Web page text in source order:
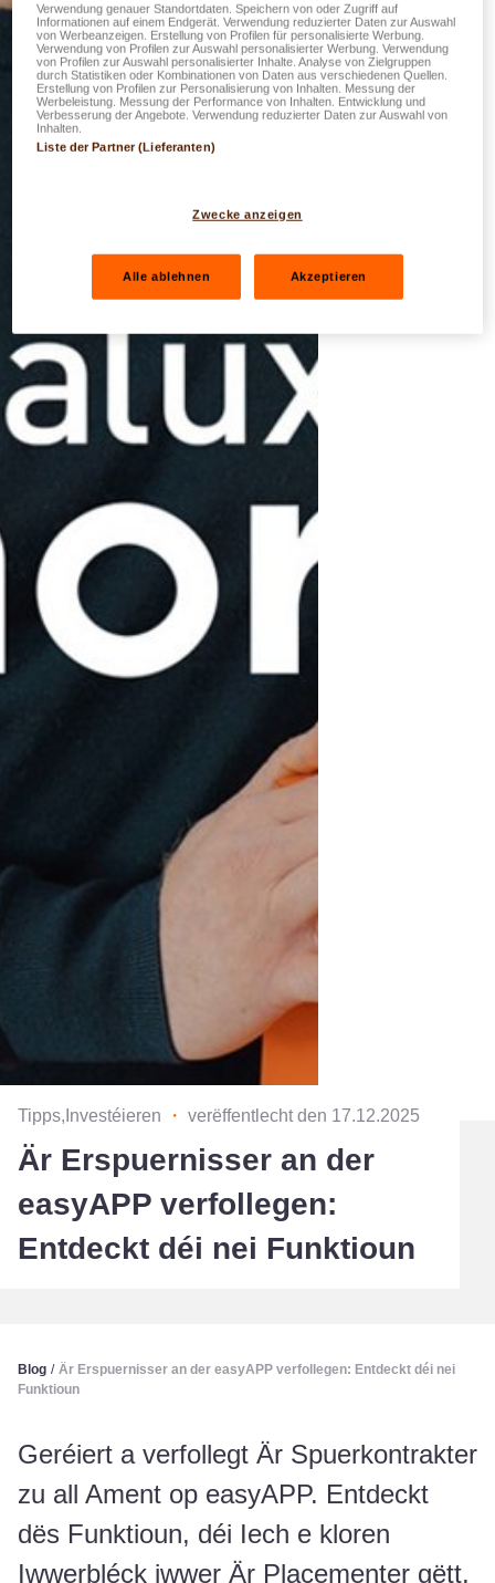
Tipps,Investéieren ・ verëffentlecht den 17.12.2025
Är Erspuernisser an der
easyAPP verfollegen:
Entdeckt déi nei Funktioun
Blog / Är Erspuernisser an der easyAPP verfollegen: Entdeckt déi nei
Funktioun
Geréiert a verfollegt Är Spuerkontrakter
zu all Ament op easyAPP. Entdeckt
dës Funktioun, déi Iech e kloren
Iwwerbléck iwwer Är Placementer gëtt,
Verwendung genauer Standortdaten. Speichern von oder Zugriff auf
Informationen auf einem Endgerät. Verwendung reduzierter Daten zur Auswahl
von Werbeanzeigen. Erstellung von Profilen für personalisierte Werbung.
Verwendung von Profilen zur Auswahl personalisierter Werbung. Verwendung
von Profilen zur Auswahl personalisierter Inhalte. Analyse von Zielgruppen
durch Statistiken oder Kombinationen von Daten aus verschiedenen Quellen.
Erstellung von Profilen zur Personalisierung von Inhalten. Messung der
Werbeleistung. Messung der Performance von Inhalten. Entwicklung und
Verbesserung der Angebote. Verwendung reduzierter Daten zur Auswahl von
Inhalten.
Liste der Partner (Lieferanten)
Zwecke anzeigen
Alle ablehnen Akzeptieren